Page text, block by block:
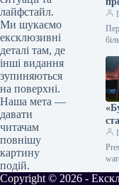
лайфстайл.
Ми шукаємо
ексклюзивні
деталі там, де
інші видання
зупиняються
на поверхні.
Наша мета —
давати
читачам
повнішу
картину
подій.
чи
Copyright © 2026 -